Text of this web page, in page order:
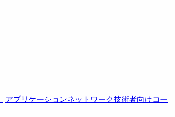
アプリケーションネットワーク技術者向けコー